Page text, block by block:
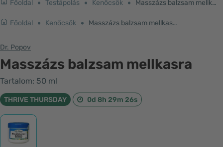
Főoldal Testápolás Kenőcsök Masszázs balzsam mellkasra, 50 ml
Főoldal Kenőcsök Masszázs balzsam mellkasra
Dr. Popov
Masszázs balzsam mellkasra
Tartalom: 50 ml
THRIVE THURSDAY 0d 8h 29m 26s